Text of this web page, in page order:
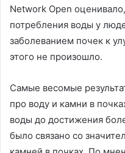
Network Open
потребления воды у
заболеванием почек к
этого не произошло.
Самые весомые
про воду и камни в
воды до достижения
было связано со